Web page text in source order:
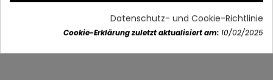
Datenschutz- und Cookie-Richtlinie
Cookie-Erklärung zuletzt aktualisiert am: 10/02/2025